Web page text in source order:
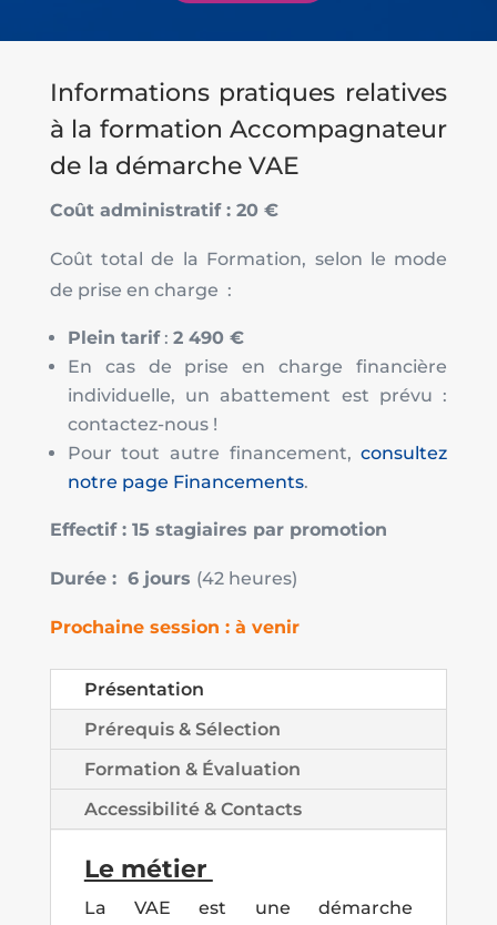
Informations pratiques relatives
à la formation Accompagnateur
de la démarche VAE
Coût administratif : 20 €
Coût total de la Formation, selon le mode
de prise en charge :
Plein tarif: 2 490 €
En cas de prise en charge financière
individuelle, un abattement est prévu :
contactez-nous !
Pour tout autre financement,consultez
notre page Financements.
Effectif : 15 stagiaires par promotion
Durée : 6 jours (42 heures)
Prochaine session : à venir
Présentation
Prérequis & Sélection
Formation & Évaluation
Accessibilité & Contacts
Le métier
La VAE est une démarche